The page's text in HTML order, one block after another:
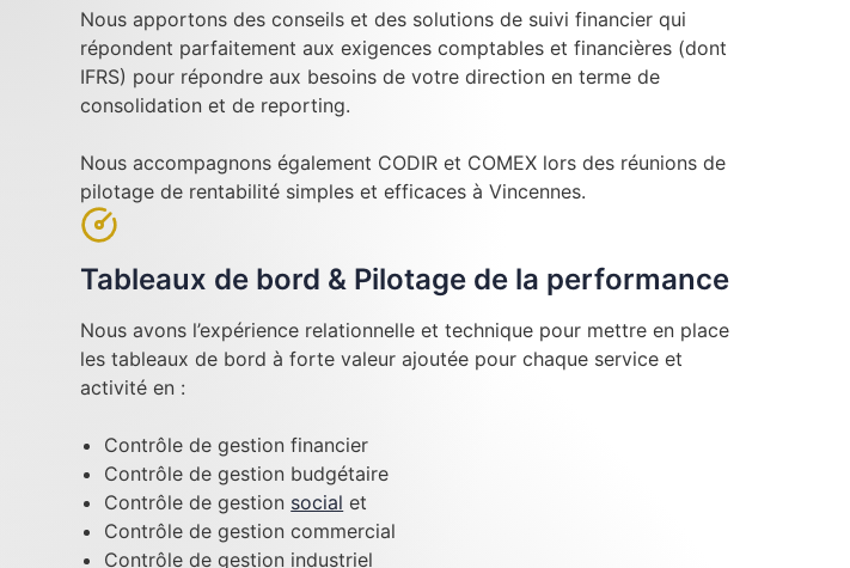
Nous apportons des conseils et des solutions de suivi financier qui
répondent parfaitement aux exigences comptables et financières (dont
IFRS) pour répondre aux besoins de votre direction en terme de
consolidation et de reporting.
Nous accompagnons également CODIR et COMEX lors des réunions de
pilotage de rentabilité simples et efficaces à Vincennes.
Tableaux de bord & Pilotage de la performance
Nous avons l’expérience relationnelle et technique pour mettre en place
les tableaux de bord à forte valeur ajoutée pour chaque service et
activité en :
Contrôle de gestion financier
Contrôle de gestion budgétaire
Contrôle de gestion social et
Contrôle de gestion commercial
Contrôle de gestion industriel